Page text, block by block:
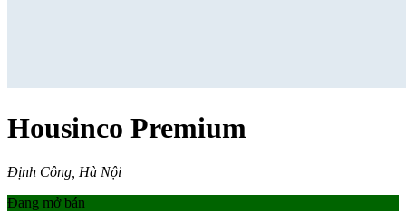
Housinco Premium
Định Công, Hà Nội
Đang mở bán